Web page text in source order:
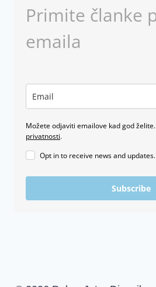
Primite članke
emaila
Možete odjaviti emailove kad god
privatnosti.
Opt in to receive news and updates.
Subscribe